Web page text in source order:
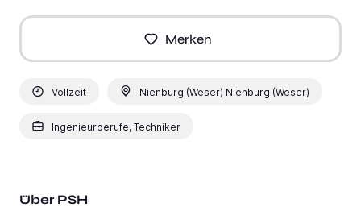
Merken
Vollzeit Nienburg (Weser) Nienburg (Weser)
Ingenieurberufe, Techniker
Über PSH